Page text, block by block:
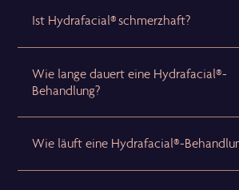
Ist Hydrafacial® schmerzhaft?
Wie lange dauert eine Hydrafacial®-
Behandlung?
Wie läuft eine Hydrafacial®-